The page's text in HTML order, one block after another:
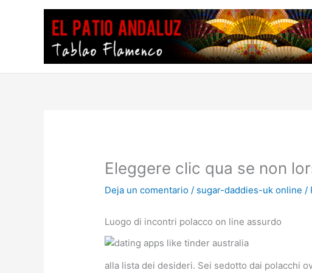
Eleggere clic qua se non
Deja un comentario / sugar-daddies-uk online /
Luogo di incontri polacco on line assurdo
alla lista dei desideri. Sei sedotto dai polacchi